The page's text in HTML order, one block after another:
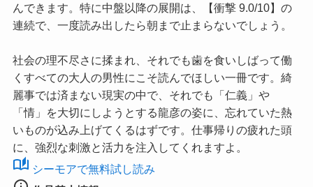
んできます。特に中盤以降の展開は、【衝撃 9.0/10】の
連続で、一度読み出したら朝まで止まらないでしょう。
社会の理不尽さに揉まれ、それでも歯を食いしばって働
くすべての大人の男性にこそ読んでほしい一冊です。綺
麗事では済まない現実の中で、それでも「仁義」や
「情」を大切にしようとする龍彦の姿に、忘れていた熱
いものが込み上げてくるはずです。仕事帰りの疲れた頭
に、強烈な刺激と活力を注入してくれますよ。
auto_stories シーモアで無料試し読み